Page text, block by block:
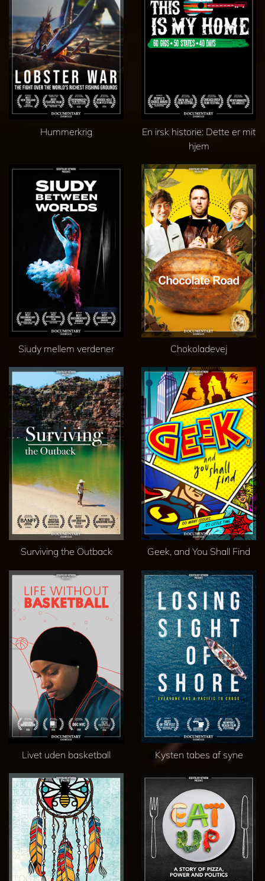
Hummerkrig
En irsk historie: Dette er mit
hjem
Siudy mellem verdener Chokoladevej
Surviving the Outback Geek, and You Shall Find
Livet uden basketball Kysten tabes af syne